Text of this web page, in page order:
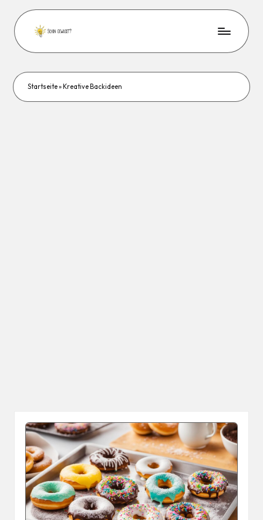
Startseite» Kreative Backideen